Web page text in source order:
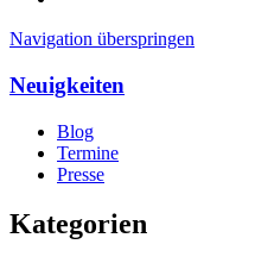
Navigation überspringen
Neuigkeiten
Blog
Termine
Presse
Kategorien